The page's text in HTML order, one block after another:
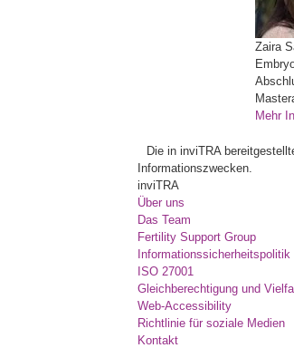
Zaira
Mehr
Die in inviTRA
Informationszwecken.
inviTRA
Über uns
Das Team
Fertility Support Group
Informationssicherheitspolitik
ISO 27001
Gleichberechtigung und
Web-Accessibility
Richtlinie für soziale Medien
Kontakt